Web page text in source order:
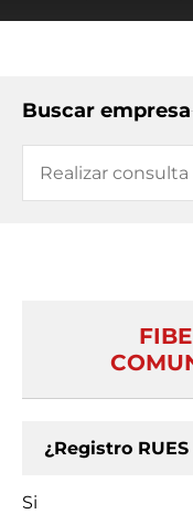
Buscar empresa
¿Registro
Si